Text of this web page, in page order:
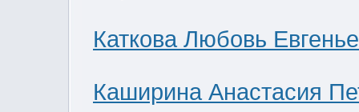
Каткова Любовь
Каширина Анастасия